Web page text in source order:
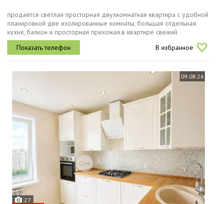
продаётся светлая просторная двухкомнатная квартира с удобной
планировкой две изолированные комнаты, большая отдельная
кухня, балкон и просторная прихожая.в квартире свежий
аккуратный ремонт в светлых оттенках можно заехать и жить без...
В избранное
09.08.26
27